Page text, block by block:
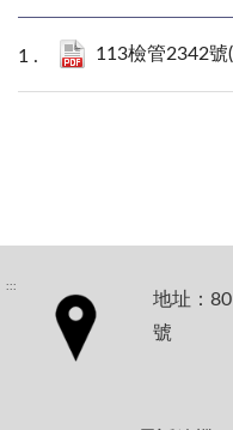
113檢管2342
:::
地址：
號